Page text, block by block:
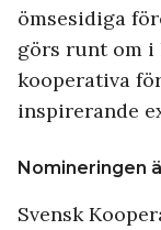
ömsesidiga
görs runt om
kooperativa
inspirerande
Nomineringen
Svensk